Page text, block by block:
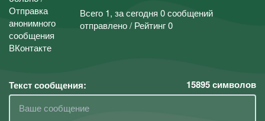
Всего 1, за сегодня 0 сообщений
отправлено / Рейтинг 0
Текст сообщения: 15895символов